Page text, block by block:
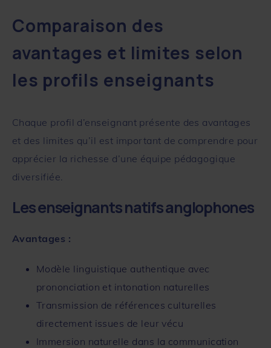
Comparaison des
avantages et limites selon
les profils enseignants
Chaque profil d’enseignant présente des avantages
et des limites qu’il est important de comprendre pour
apprécier la richesse d’une équipe pédagogique
diversifiée.
Les enseignants natifs anglophones
Avantages :
Modèle linguistique authentique avec
prononciation et intonation naturelles
Transmission de références culturelles
directement issues de leur vécu
Immersion naturelle dans la communication